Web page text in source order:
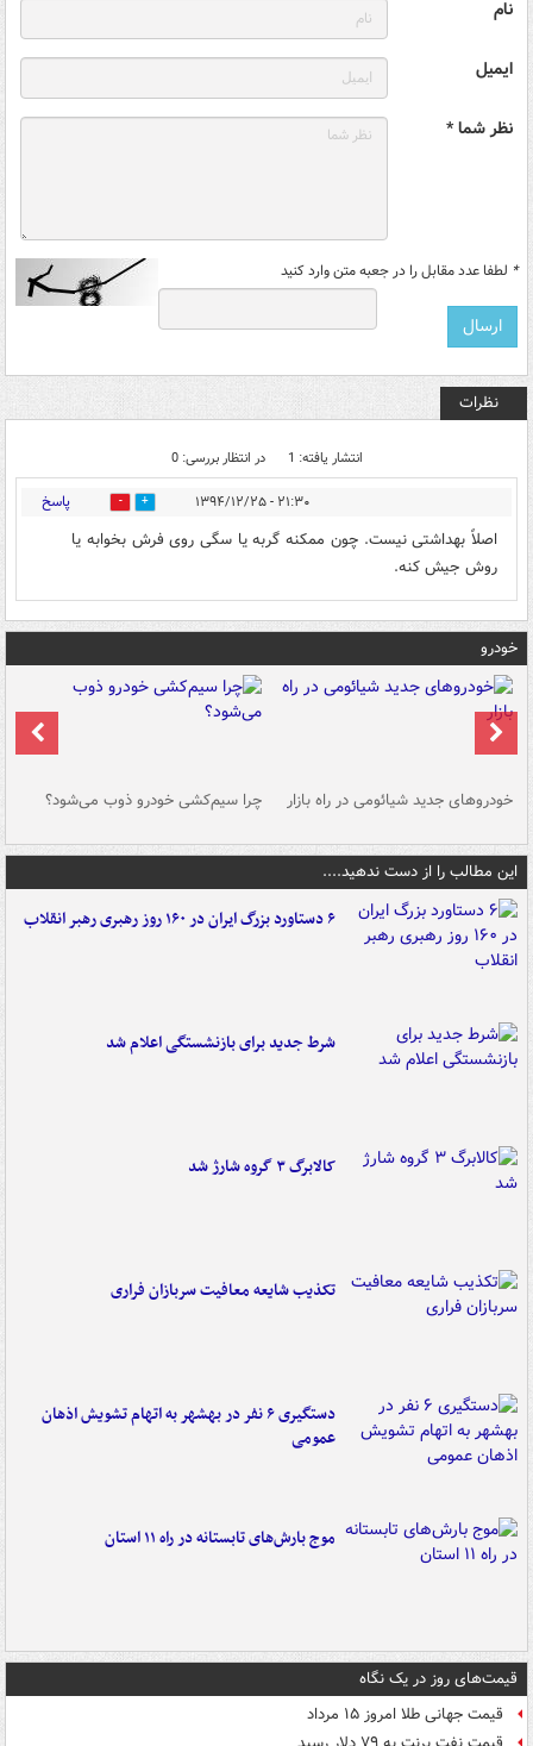
نام
ایمیل
نظر شما *
* لطفا عدد مقابل را در جعبه متن وارد کنید
نظرات
انتشار یافته: 1 در انتظار بررسی: 0
۲۱:۳۰ - ۱۳۹۴/۱۲/۲۵ 0 پاسخ
اصلاً بهداشتی نیست. چون ممکنه گربه یا سگی روی فرش بخوابه یا
روش جیش کنه.
خودرو
خودروهای جدید شیائومی در راه بازار چرا سیم‌کشی خودرو ذوب می‌شود؟
این مطالب را از دست ندهید....
۶ دستاورد بزرگ ایران در ۱۶۰ روز رهبری رهبر انقلاب
شرط جدید برای بازنشستگی اعلام شد
کالابرگ ۳ گروه شارژ شد
تکذیب شایعه معافیت سربازان فراری
دستگیری ۶ نفر در بهشهر به اتهام تشویش اذهان
عمومی
موج بارش‌های تابستانه در راه ۱۱ استان
قیمت‌های روز در یک نگاه
قیمت جهانی طلا امروز ۱۵ مرداد